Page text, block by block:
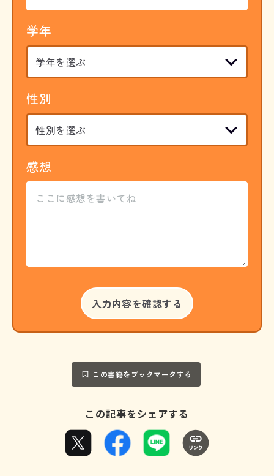
学年
性別
感想
この書籍をブックマークする
この記事をシェアする